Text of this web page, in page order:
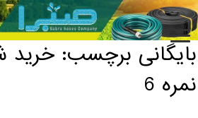
خانه / بایگانی برچسب: خرید شیلنگ آب نمره 6
بایگانی برچسب:خرید
نمره 6